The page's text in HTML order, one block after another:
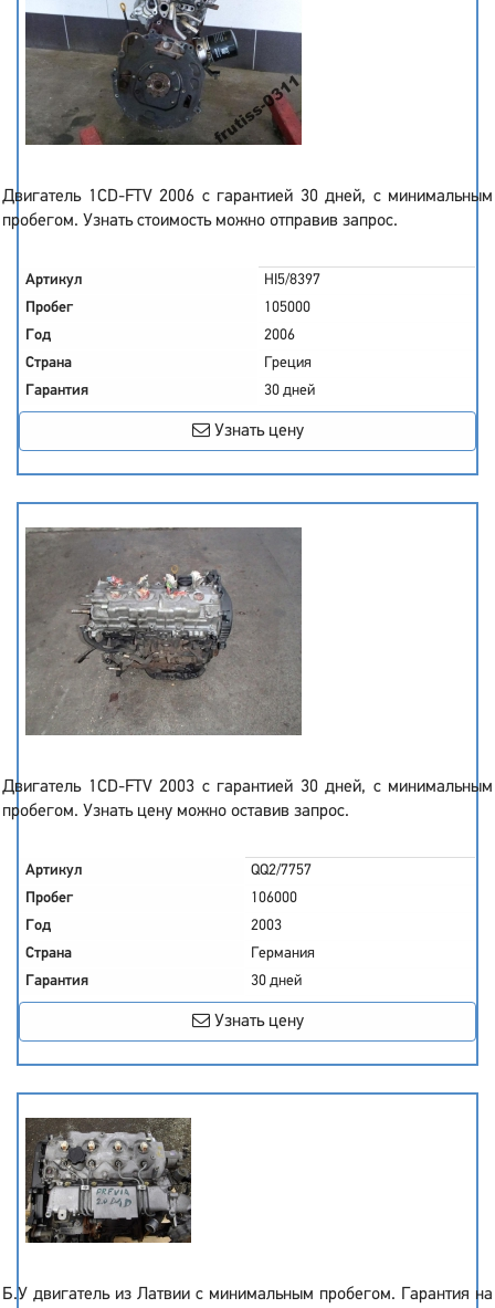
Двигатель 1CD-FTV 2006 с гарантией 30 дней, с минимальным
пробегом. Узнать стоимость можно отправив запрос.
Артикул
HI5/8397
Пробег
105000
Год
2006
Страна
Греция
Гарантия
30 дней
Узнать цену
Двигатель 1CD-FTV 2003 с гарантией 30 дней, с минимальным
пробегом. Узнать цену можно оставив запрос.
Артикул
QQ2/7757
Пробег
106000
Год
2003
Страна
Германия
Гарантия
30 дней
Узнать цену
Б.У двигатель из Латвии с минимальным пробегом. Гарантия на